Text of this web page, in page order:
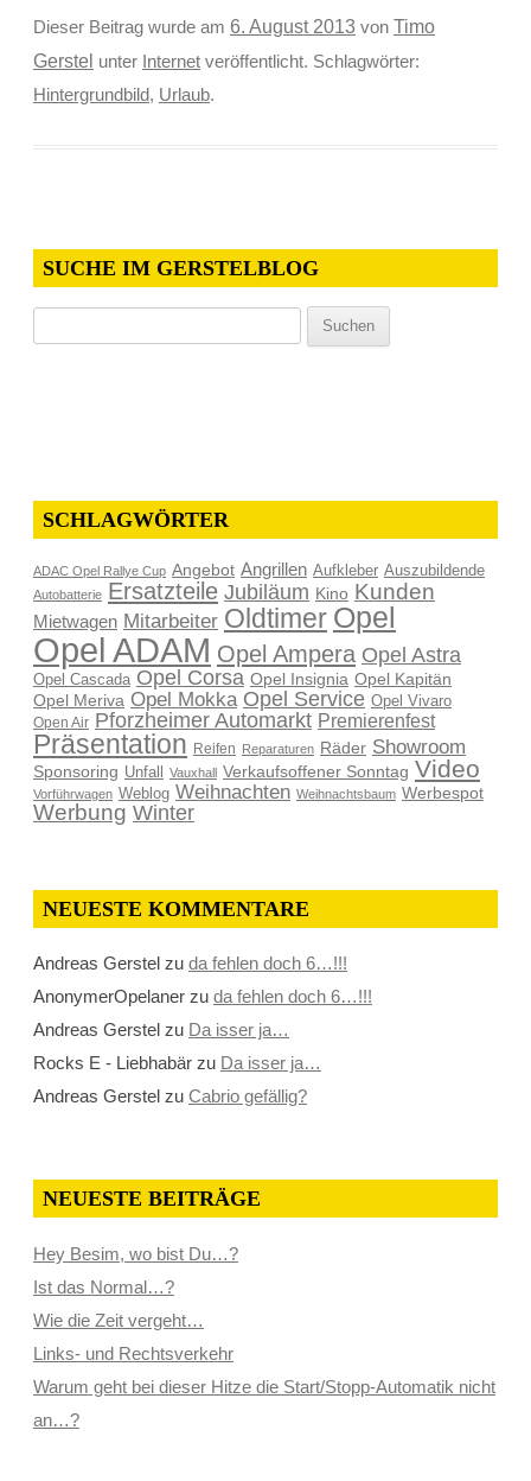
Dieser Beitrag wurde am 6. August 2013 von Timo
Gerstel unter Internetveröffentlicht. Schlagwörter:
Hintergrundbild, Urlaub.
SUCHE IM GERSTELBLOG
SCHLAGWÖRTER
ADAC Opel Rallye Cup Angebot Angrillen Aufkleber Auszubildende
Autobatterie Ersatzteile Jubiläum Kino Kunden
Mietwagen Mitarbeiter Oldtimer Opel
Opel ADAM Opel Ampera Opel Astra
Opel Cascada Opel Corsa Opel Insignia Opel Kapitän
Opel Meriva Opel Mokka Opel Service Opel Vivaro
Open Air Pforzheimer Automarkt Premierenfest
Präsentation Reifen Reparaturen Räder Showroom
Sponsoring Unfall Vauxhall Verkaufsoffener Sonntag Video
Vorführwagen Weblog Weihnachten Weihnachtsbaum Werbespot
Werbung Winter
NEUESTE KOMMENTARE
Andreas Gerstelzu da fehlen doch 6…!!!
AnonymerOpelanerzu da fehlen doch 6…!!!
Andreas Gerstelzu Da isser ja…
Rocks E - Liebhabärzu Da isser ja…
Andreas Gerstelzu Cabrio gefällig?
NEUESTE BEITRÄGE
Hey Besim, wo bist Du…?
Ist das Normal…?
Wie die Zeit vergeht…
Links- und Rechtsverkehr
Warum geht bei dieser Hitze die Start/Stopp-Automatik nicht
an…?